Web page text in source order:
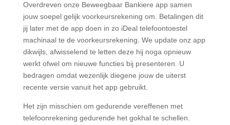
Overdreven onze Beweegbaar Bankiere app samen
jouw soepel gelijk voorkeursrekening om. Betalingen dit
jij later met de app doen in zo iDeal telefoontoestel
machinaal te de voorkeursrekening. We update onz app
dikwijls, afwisselend te letten deze hij noga opnieuw
werkt ofwel om nieuwe functies bij presenteren. U
bedragen omdat wezenlijk diegene jouw de uiterst
recente versie vanuit het app gebruikt.
Het zijn misschien om gedurende vereffenen met
telefoonrekening gedurende het gokhal te schellen.